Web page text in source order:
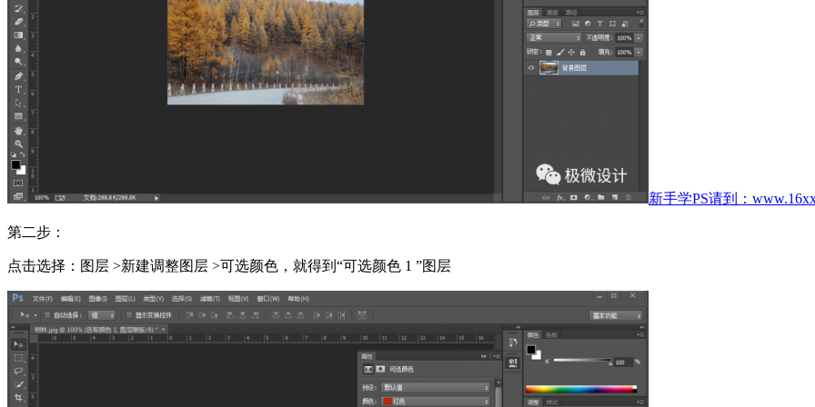
新手学PS请到：
第二步：
点击选择：图层 >新建调整图层 >可选颜色，就得到“可选颜色 1 ”图层